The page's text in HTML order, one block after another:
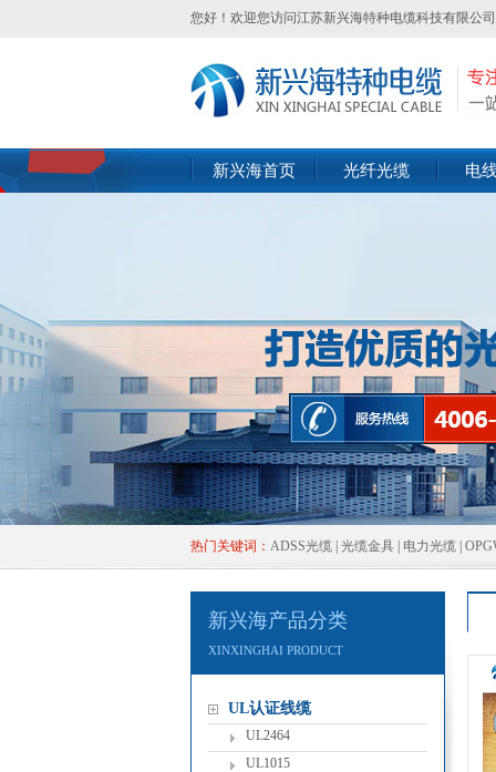
您好！欢迎您访问江苏新兴海特种电缆科技有限公司
新兴海首页 光纤光缆 电
热门关键词： ADSS光缆 光缆金具 电力光缆
新兴海产品分类
XINXINGHAIPRODUCT
UL认证线缆
UL2464
UL1015